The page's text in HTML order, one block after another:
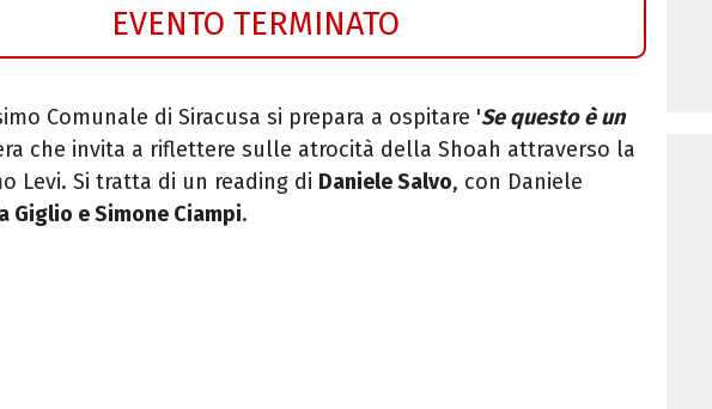
EVENTO TERMINATO
Comunale di Siracusa si prepara a ospitare 'Se questo è un
che invita a riflettere sulle atrocità della Shoah attraverso la
Levi. Si tratta di un reading di Daniele Salvo, con Daniele
Giglio e Simone Ciampi.